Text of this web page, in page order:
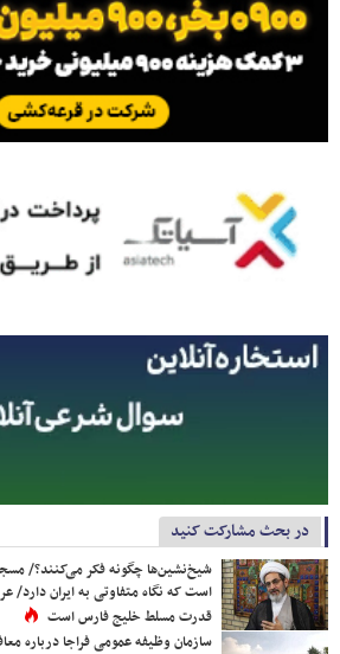
در بحث مشارکت کنید
شیخ‌نشین‌ها چگونه فکر می‌کنند؟/
است که نگاه متفاوتی به ایران دارد/
قدرت مسلط خلیج فارس است
سازمان وظیفه عمومی فراجا درباره